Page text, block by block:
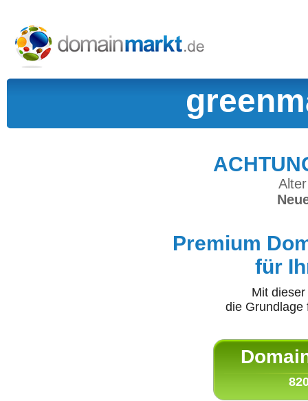
Premium
für
Mit
die